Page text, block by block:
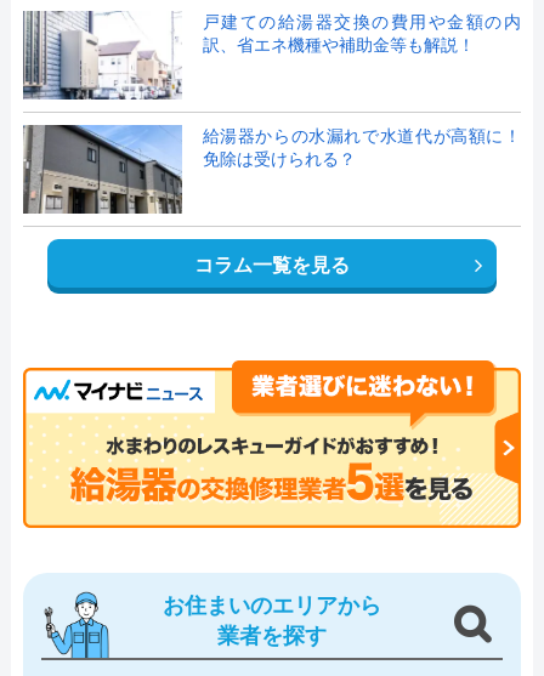
戸建ての給湯器交換の費用や金額の内
訳、省エネ機種や補助金等も解説！
給湯器からの水漏れで水道代が高額に！
免除は受けられる？
コラム一覧を見る
お住まいのエリアから
業者を探す